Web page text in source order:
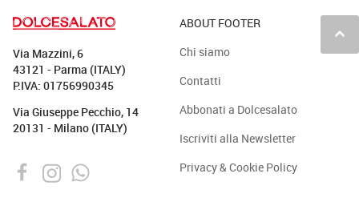
keyboard_arrow_up
Via Mazzini, 6
43121 - Parma (ITALY)
P.IVA: 01756990345
Via Giuseppe Pecchio, 14
20131 - Milano (ITALY)
ABOUT FOOTER
Chi siamo
Contatti
Abbonati a Dolcesalato
Iscriviti alla Newsletter
Privacy & Cookie Policy